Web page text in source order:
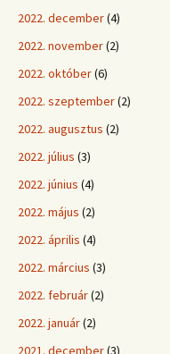
2022. december(4)
2022. november(2)
2022. október(6)
2022. szeptember(2)
2022. augusztus (2)
2022. július (3)
2022. június (4)
2022. május (2)
2022. április (4)
2022. március (3)
2022. február(2)
2022. január(2)
2021. december(3)